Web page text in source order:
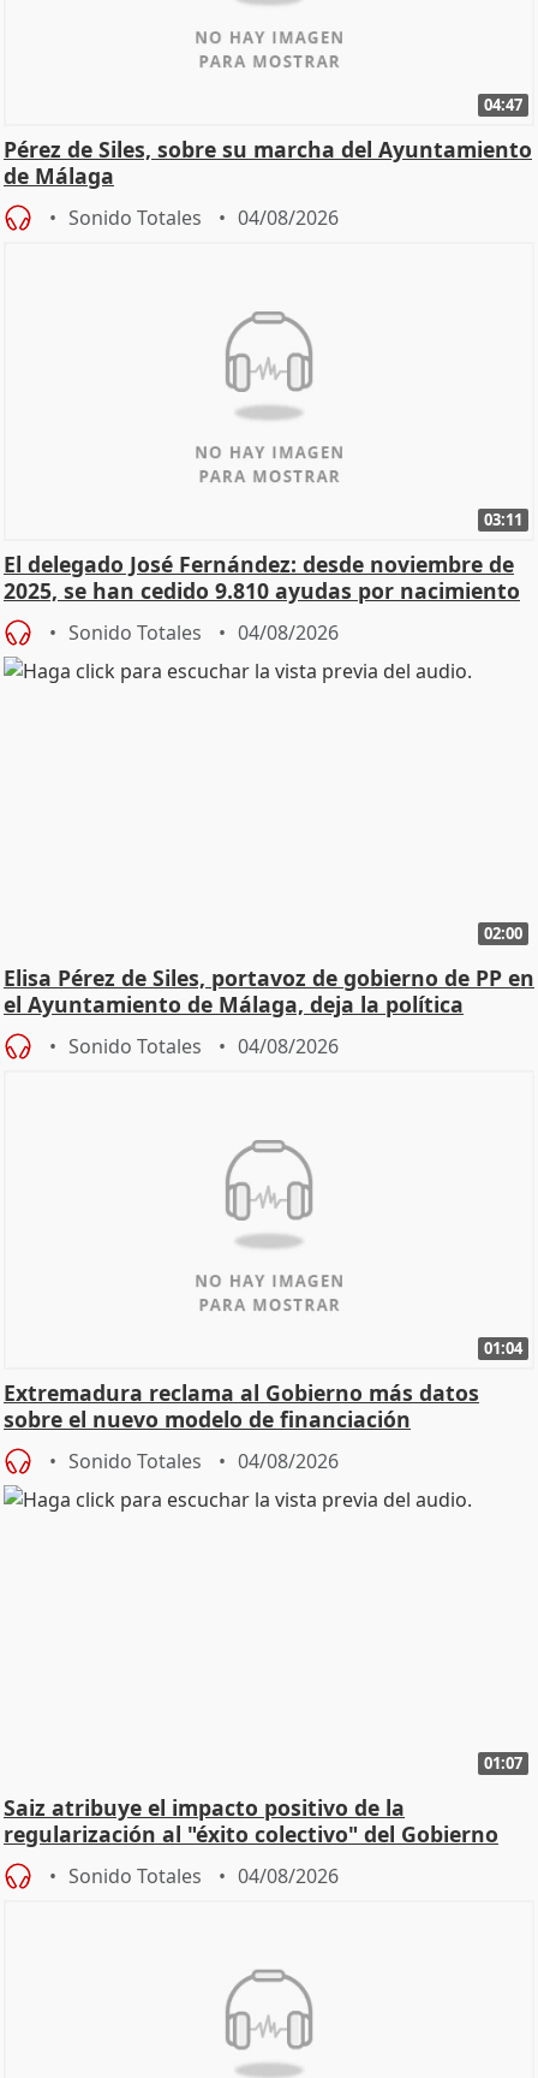
04:47
Pérez de Siles, sobre su marcha del Ayuntamiento
de Málaga
Sonido Totales 04/08/2026
03:11
El delegado José Fernández: desde noviembre de
2025, se han cedido 9.810 ayudas por nacimiento
Sonido Totales 04/08/2026
02:00
Elisa Pérez de Siles, portavoz de gobierno de PP en
el Ayuntamiento de Málaga, deja la política
Sonido Totales 04/08/2026
01:04
Extremadura reclama al Gobierno más datos
sobre el nuevo modelo de financiación
Sonido Totales 04/08/2026
01:07
Saiz atribuye el impacto positivo de la
regularización al "éxito colectivo" del Gobierno
Sonido Totales 04/08/2026